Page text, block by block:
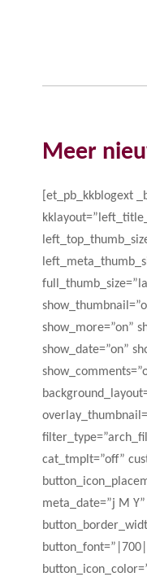
Meer
[et_pb_kkblogext
show_more=”on”
show_date=”on”
cat_tmplt=”off”
meta_date=”j M